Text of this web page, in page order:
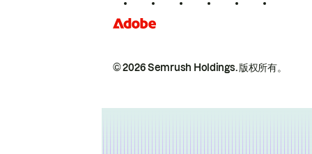
© 2026 Semrush Holdings.版权所有。